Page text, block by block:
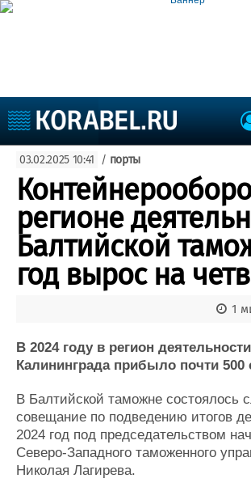
Судоходство
Судоремонт
События
Порты
Рыболовство
ВМФ
Образование
Яхты и катера
Еще
Пульс
Новости
Репутация
Работа
Крюинг
Журнал
Реклама
Доска
Продажа флота
Изделия
Материалы
Услуги
03.02.2025 10:41 / порты
регионе
Балтийской
год вырос на
1
В 2024 году в регион
Калининграда прибыло почти 500
В Балтийской таможне состоялось
совещание по подведению итогов
2024 год под председательством
Северо-Западного таможенного
Николая Лагирева.